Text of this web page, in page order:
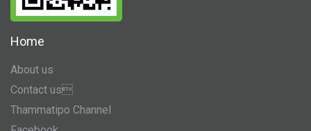
Home
About us
Contact us
Thammatipo Channel